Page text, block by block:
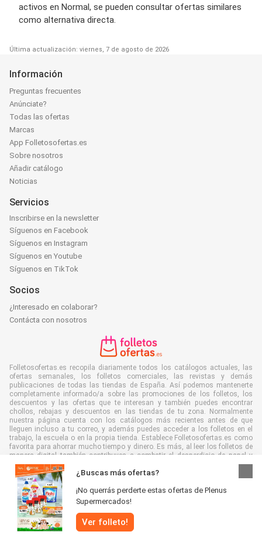
activos en Normal, se pueden consultar ofertas similares
como alternativa directa.
Última actualización: viernes, 7 de agosto de 2026
¿Buscas más ofertas?
¡No querrás perderte estas ofertas de Plenus
Supermercados!
Ver folleto!
Información
Preguntas frecuentes
Anúnciate?
Todas las ofertas
Marcas
App Folletosofertas.es
Sobre nosotros
Añadir catálogo
Noticias
Servicios
Inscribirse en la newsletter
Síguenos en Facebook
Síguenos en Instagram
Síguenos en Youtube
Síguenos en TikTok
Socios
¿Interesado en colaborar?
Contácta con nosotros
Folletosofertas.es recopila diariamente todos los catálogos actuales, las
ofertas semanales, los folletos comerciales, las revistas y demás
publicaciones de todas las tiendas de España. Así podemos mantenerte
completamente informado/a sobre las promociones de los folletos, los
descuentos y las ofertas que te interesan y también puedes encontrar
chollos, rebajas y descuentos en las tiendas de tu zona. Normalmente
nuestra página cuenta con los catálogos más recientes antes de que
lleguen incluso a tu correo, y además puedes acceder a los folletos en el
trabajo, la escuela o en la propia tienda. Establece Folletosofertas.es como
favorita para ahorrar mucho tiempo y dinero. Es más, al leer los folletos de
manera digital también contribuyes a combatir el desperdicio de papel y
ayudar al medioambiente.
Todos los derechos reservados © Folletosofertas.es 2026 |
Términos y condiciones|Política de Privacidad